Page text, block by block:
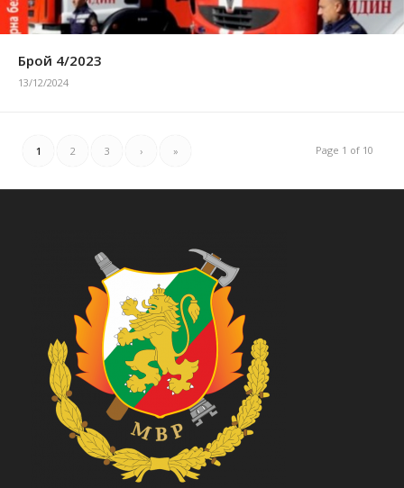
Брой 4/2023
13/12/2024
Page 1 of 10
1 2 3 › »